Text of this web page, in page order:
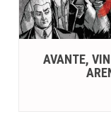
AVANTE,